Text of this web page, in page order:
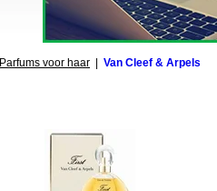
Parfums voor haar Van Cleef & Arpels